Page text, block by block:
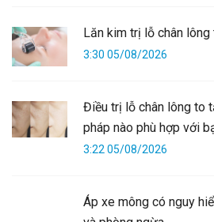
Lăn kim trị lỗ chân
3:30 05/08/2026
Điều trị lỗ chân lông to
pháp nào phù hợp với
3:22 05/08/2026
Áp xe mông có nguy